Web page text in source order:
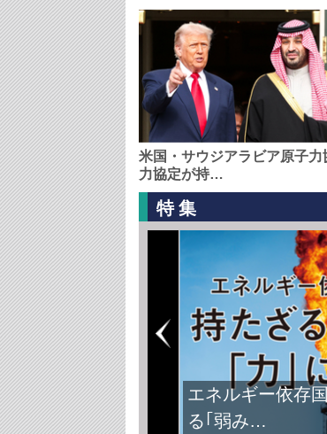
米国・サウジアラビア原子力
力協定が持…
特集
エネルギー依存
る｢弱み…